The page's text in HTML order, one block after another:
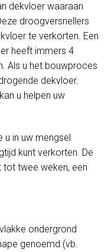
dekvloer waaraan
droogversnellers
te verkorten. Een
heeft immers 4
Als u het bouwproces
dekvloer.
u helpen uw
u in uw mengsel
kunt verkorten. De
twee weken, een
ondergrond
genoemd (vb.